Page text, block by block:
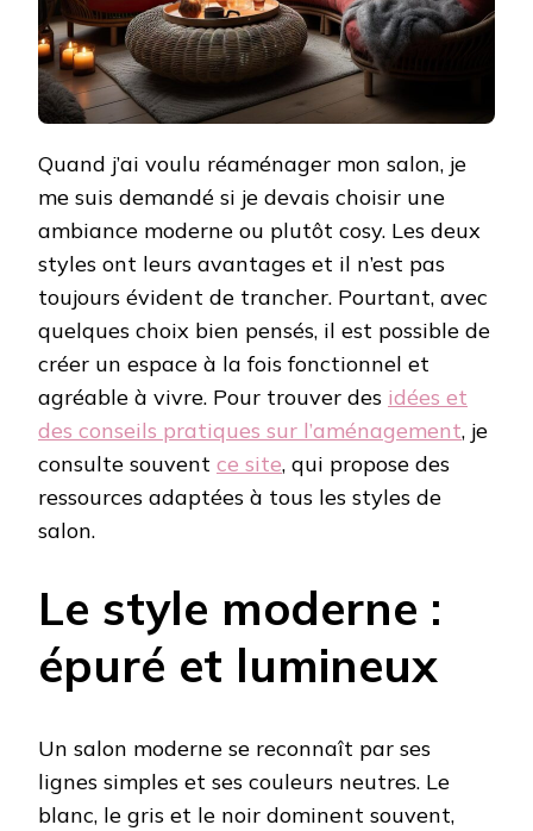
Quand j’ai voulu réaménager mon salon, je
me suis demandé si je devais choisir une
ambiance moderne ou plutôt cosy. Les deux
styles ont leurs avantages et il n’est pas
toujours évident de trancher. Pourtant, avec
quelques choix bien pensés, il est possible de
créer un espace à la fois fonctionnel et
agréable à vivre. Pour trouver des idées et
des conseils pratiques sur l’aménagement, je
consulte souvent ce site, qui propose des
ressources adaptées à tous les styles de
salon.
Le style moderne :
épuré et lumineux
Un salon moderne se reconnaît par ses
lignes simples et ses couleurs neutres. Le
blanc, le gris et le noir dominent souvent,